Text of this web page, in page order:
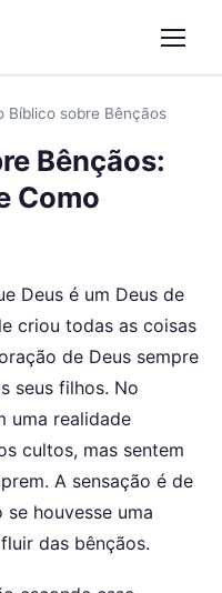
Abrir
Bíblico sobre Bênçãos
Bênçãos:
Como
Deus é um Deus de
criou todas as coisas
de Deus sempre
seus filhos. No
uma realidade
cultos, mas sentem
A sensação é de
houvesse uma
das bênçãos.